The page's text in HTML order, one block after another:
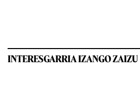
INTERESGARRIA IZANGO ZAIZU